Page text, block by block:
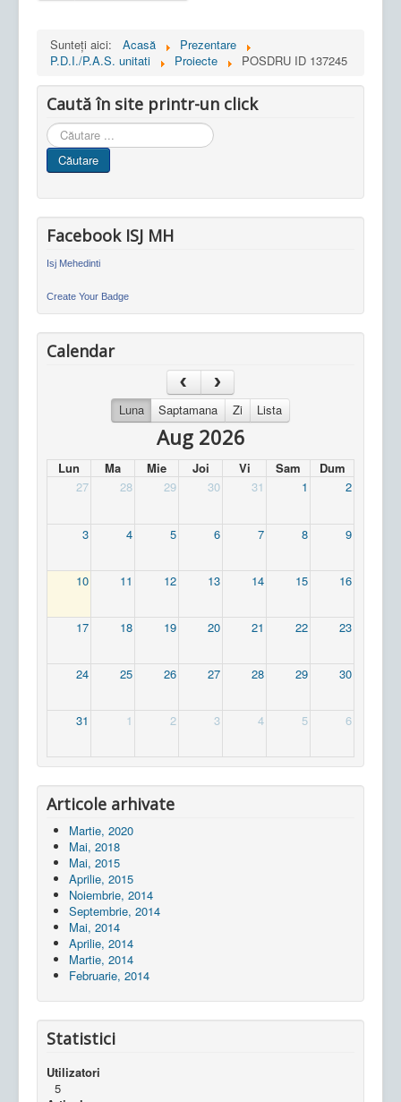
Sunteți aici: Acasă
Prezentare
P.D.I./P.A.S. unitati
Proiecte POSDRU ID 137245
Caută în site printr-un click
Cauta
in
site
Căutare
Facebook ISJ MH
Isj Mehedinti
Create Your Badge
Calendar
Luna Saptamana Zi Lista
Aug 2026
Lun Ma Mie Joi Vi Sam
Dum
27
28 29 30 31 1 2
3 4 5 6 7 8 9
10 11 12 13 14 15 16
17 18 19 20 21 22 23
24 25 26 27 28 29 30
31 1 2 3 4 5 6
Articole arhivate
Martie, 2020
Mai, 2018
Mai, 2015
Aprilie, 2015
Noiembrie, 2014
Septembrie, 2014
Mai, 2014
Aprilie, 2014
Martie, 2014
Februarie, 2014
Statistici
Utilizatori
5